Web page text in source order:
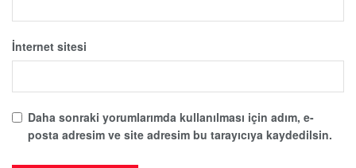
İnternet sitesi
Daha sonraki yorumlarımda kullanılması için adım, e-
posta adresim ve site adresim bu tarayıcıya kaydedilsin.